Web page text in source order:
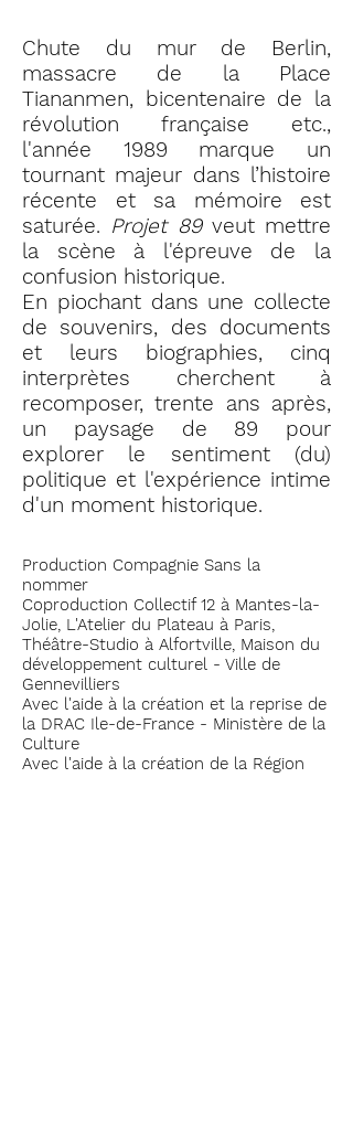
Chute du mur de Berlin,
massacre de la Place
Tiananmen, bicentenaire de la
révolution française etc.,
l'année 1989 marque un
tournant majeur dans l’histoire
récente et sa mémoire est
saturée. Projet 89veut mettre
la scène à l'épreuve de la
confusion historique.
En piochant dans une collecte
de souvenirs, des documents
et leurs biographies, cinq
interprètes cherchent à
recomposer, trente ans après,
un paysage de 89 pour
explorer le sentiment (du)
politique et l'expérience intime
d'un moment historique.
Production Compagnie Sans la
nommer
Coproduction Collectif 12 à Mantes-la-
Jolie, L'Atelier du Plateau à Paris,
Théâtre-Studio à Alfortville, Maison du
développement culturel - Ville de
Gennevilliers
Avec l'aide à la création et la reprise de
la DRAC Ile-de-France - Ministère de la
Culture
Avec l'aide à la création de la Région